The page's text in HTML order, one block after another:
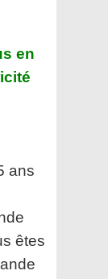
en
ans
êtes